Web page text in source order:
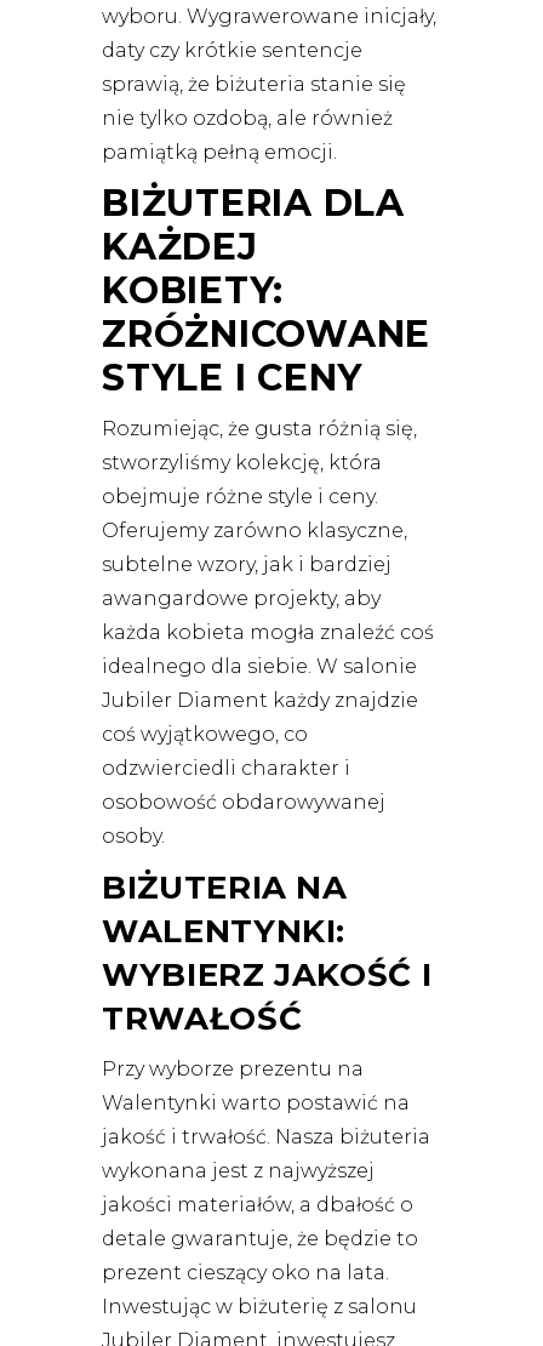
wyboru. Wygrawerowane inicjały,
daty czy krótkie sentencje
sprawią, że biżuteria stanie się
nie tylko ozdobą, ale również
pamiątką pełną emocji.
BIŻUTERIA DLA
KAŻDEJ
KOBIETY:
ZRÓŻNICOWANE
STYLE I CENY
Rozumiejąc, że gusta różnią się,
stworzyliśmy kolekcję, która
obejmuje różne style i ceny.
Oferujemy zarówno klasyczne,
subtelne wzory, jak i bardziej
awangardowe projekty, aby
każda kobieta mogła znaleźć coś
idealnego dla siebie. W salonie
Jubiler Diament każdy znajdzie
coś wyjątkowego, co
odzwierciedli charakter i
osobowość obdarowywanej
osoby.
BIŻUTERIA NA
WALENTYNKI:
WYBIERZ JAKOŚĆ I
TRWAŁOŚĆ
Przy wyborze prezentu na
Walentynki warto postawić na
jakość i trwałość. Nasza biżuteria
wykonana jest z najwyższej
jakości materiałów, a dbałość o
detale gwarantuje, że będzie to
prezent cieszący oko na lata.
Inwestując w biżuterię z salonu
Jubiler Diament, inwestujesz